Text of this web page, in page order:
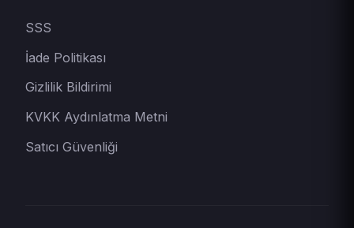
SSS
İade Politikası
Gizlilik Bildirimi
KVKK Aydınlatma Metni
Satıcı Güvenliği